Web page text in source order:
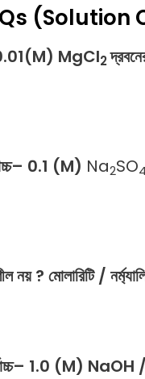
MgCl2
– 0.1 (M) Na2SO4
নয়? মোলারিটি/
– 1.0 (M) NaOH